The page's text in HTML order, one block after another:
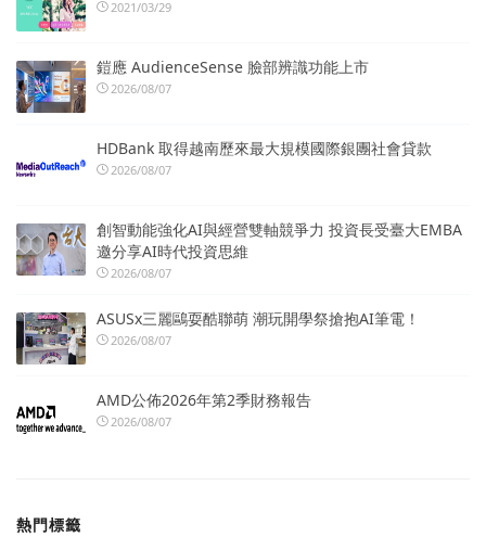
2021/03/29
鎧應 AudienceSense 臉部辨識功能上市
2026/08/07
HDBank 取得越南歷來最大規模國際銀團社會貸款
2026/08/07
創智動能強化AI與經營雙軸競爭力 投資長受臺大EMBA
邀分享AI時代投資思維
2026/08/07
ASUSx三麗鷗耍酷聯萌 潮玩開學祭搶抱AI筆電！
2026/08/07
AMD公佈2026年第2季財務報告
2026/08/07
熱門標籤